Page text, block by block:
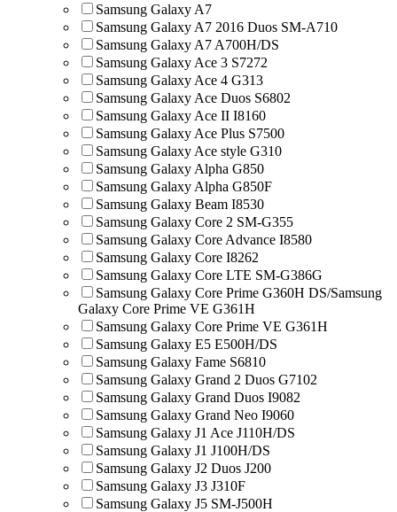
Samsung Galaxy A7
Samsung Galaxy A7 2016 Duos SM-A710
Samsung Galaxy A7 A700H/DS
Samsung Galaxy Ace 3 S7272
Samsung Galaxy Ace 4 G313
Samsung Galaxy Ace Duos S6802
Samsung Galaxy Ace II I8160
Samsung Galaxy Ace Plus S7500
Samsung Galaxy Ace style G310
Samsung Galaxy Alpha G850
Samsung Galaxy Alpha G850F
Samsung Galaxy Beam I8530
Samsung Galaxy Core 2 SM-G355
Samsung Galaxy Core Advance I8580
Samsung Galaxy Core I8262
Samsung Galaxy Core LTE SM-G386G
Samsung Galaxy Core Prime G360H DS/Samsung
Galaxy Core Prime VE G361H
Samsung Galaxy Core Prime VE G361H
Samsung Galaxy E5 E500H/DS
Samsung Galaxy Fame S6810
Samsung Galaxy Grand 2 Duos G7102
Samsung Galaxy Grand Duos I9082
Samsung Galaxy Grand Neo I9060
Samsung Galaxy J1 Ace J110H/DS
Samsung Galaxy J1 J100H/DS
Samsung Galaxy J2 Duos J200
Samsung Galaxy J3 J310F
Samsung Galaxy J5 SM-J500H